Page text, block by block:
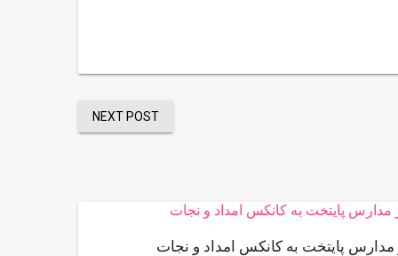
NEXT POST
مدارس پایتخت به کانکس امداد و نجات